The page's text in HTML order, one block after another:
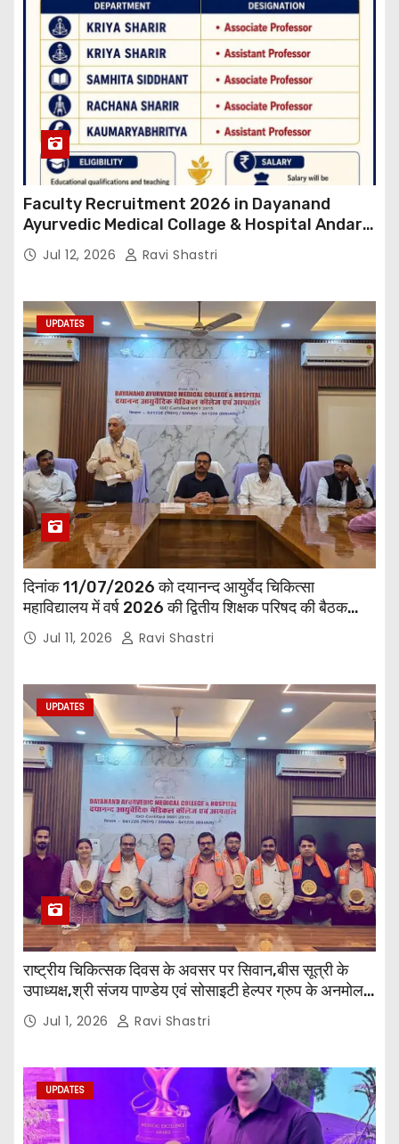
Faculty Recruitment 2026 in Dayanand
Ayurvedic Medical Collage & Hospital Andar
Road ,Siwan
Jul 12, 2026 Ravi Shastri
UPDATES
दिनांक 11/07/2026 को दयानन्द आयुर्वेद चिकित्सा
महाविद्यालय में वर्ष 2026 की द्वितीय शिक्षक परिषद की बैठक
प्राचार्य की अध्यक्षता में हुई। बैठक मे महाविद्यालय सभी
विभागाध्यक्ष एवं शिक्षक सम्मिलित हुए।
Jul 11, 2026 Ravi Shastri
UPDATES
राष्ट्रीय चिकित्सक दिवस के अवसर पर सिवान,बीस सूत्री के
उपाध्यक्ष,श्री संजय पाण्डेय एवं सोसाइटी हेल्पर ग्रुप के अनमोल
जी तथा इनर व्हील क्लब की अध्यक्षा श्रीमती आरती अलोक वर्मा
एवं उनकी टीम द्वारा महाविद्यालय के प्राचार्य डॉ. सुधांशु शेखर
Jul 1, 2026 Ravi Shastri
UPDATES